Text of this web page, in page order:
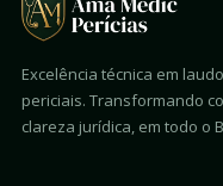
Excelência técnica em
periciais. Transformando
clareza jurídica, em todo o